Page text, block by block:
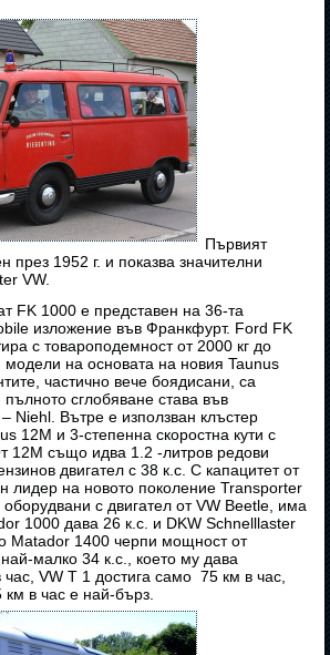
Първият
през 1952 г. и показва значителни
VW.
FK 1000 е представен на 36-та
изложение във Франкфурт. Ford FK
с товароподемност от 2000 кг до
модели на основата на новия Taunus
частично вече боядисани, са
сглобяване става във
Niehl. Вътре е използван клъстер
12M и 3-степенна скоростна кути с
12М също идва 1.2 -литров редови
двигател с 38 к.с. С капацитет от
лидер на новото поколение Transporter
с двигател от VW Beetle, има
1000 дава 26 к.с. и DKW Schnelllaster
Matador 1400 черпи мощност от
малко 34 к.с., което му дава
VW T 1 достига само 75 км в час,
км в час е най-бърз.